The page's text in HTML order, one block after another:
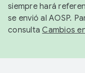
siempre hará
se envió al AOSP.
consultaCambios